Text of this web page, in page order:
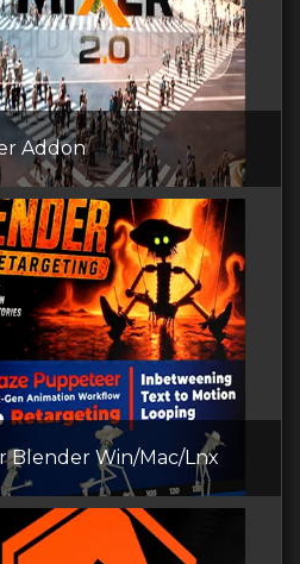
Addon
Blender Win/Mac/Lnx